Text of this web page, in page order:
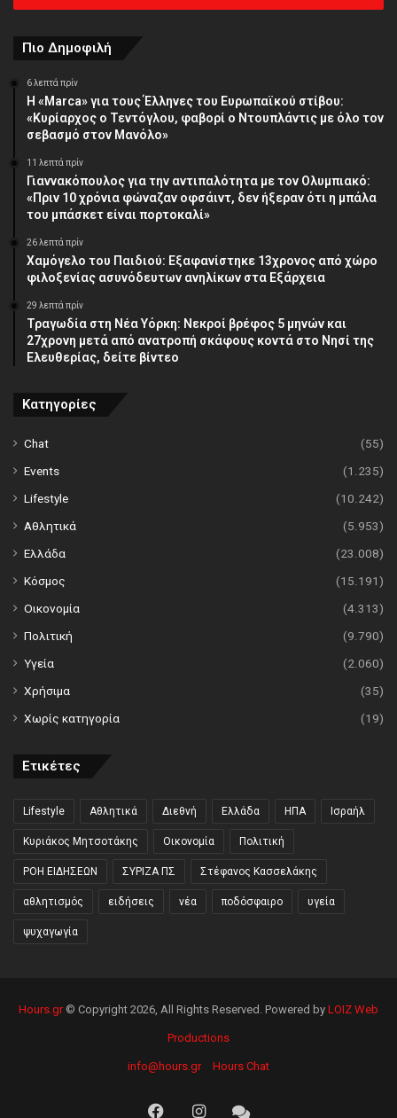
διεύθυνση
Πιο Δημοφιλή
6 λεπτά πρίν
Η «Marca» για τους Έλληνες του Ευρωπαϊκού στίβου:
«Κυρίαρχος ο Τεντόγλου, φαβορί ο Ντουπλάντις με όλο τον
σεβασμό στον Μανόλο»
11 λεπτά πρίν
Γιαννακόπουλος για την αντιπαλότητα με τον Ολυμπιακό:
«Πριν 10 χρόνια φώναζαν οφσάιντ, δεν ήξεραν ότι η μπάλα
του μπάσκετ είναι πορτοκαλί»
26 λεπτά πρίν
Χαμόγελο του Παιδιού: Εξαφανίστηκε 13χρονος από χώρο
φιλοξενίας ασυνόδευτων ανηλίκων στα Εξάρχεια
29 λεπτά πρίν
Τραγωδία στη Νέα Υόρκη: Νεκροί βρέφος 5 μηνών και
27χρονη μετά από ανατροπή σκάφους κοντά στο Νησί της
Ελευθερίας, δείτε βίντεο
Κατηγορίες
Chat
(55)
Events
(1.235)
Lifestyle
(10.242)
Αθλητικά
(5.953)
Ελλάδα
(23.008)
Κόσμος
(15.191)
Οικονομία
(4.313)
Πολιτική
(9.790)
Υγεία
(2.060)
Χρήσιμα
(35)
Χωρίς κατηγορία
(19)
Ετικέτες
Lifestyle Αθλητικά Διεθνή Ελλάδα ΗΠΑ Ισραήλ
Κυριάκος Μητσοτάκης Οικονομία Πολιτική
ΡΟΗ ΕΙΔΗΣΕΩΝ ΣΥΡΙΖΑ ΠΣ Στέφανος Κασσελάκης
αθλητισμός ειδήσεις νέα ποδόσφαιρο υγεία
ψυχαγωγία
Hours.gr© Copyright 2026, All Rights Reserved. Powered by LOIZ Web
Productions
info@hours.gr Hours Chat
FacebookInstagramHours